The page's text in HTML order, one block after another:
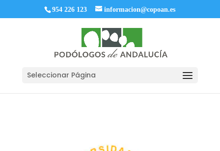
954 226 123 informacion@copoan.es
Seleccionar Página